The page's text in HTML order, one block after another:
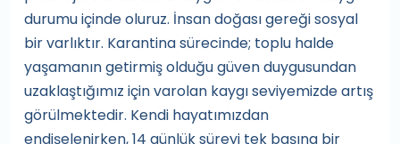
durumu içinde oluruz. İnsan doğası gereği sosyal
bir varlıktır. Karantina sürecinde; toplu halde
yaşamanın getirmiş olduğu güven duygusundan
uzaklaştığımız için varolan kaygı seviyemizde artış
görülmektedir. Kendi hayatımızdan
endişelenirken, 14 günlük süreyi tek başına bir